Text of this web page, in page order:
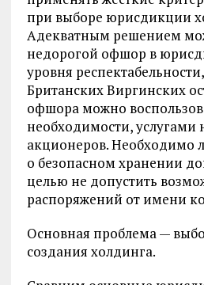
при выборе юрисдикции
Адекватным решением
недорогой офшор в
уровня
Британских Виргинских
офшора можно
необходимости,
акционеров. Необходимо
о безопасном хранении
целью не допустить
распоряжений от имени
Основная проблема —
создания холдинга.